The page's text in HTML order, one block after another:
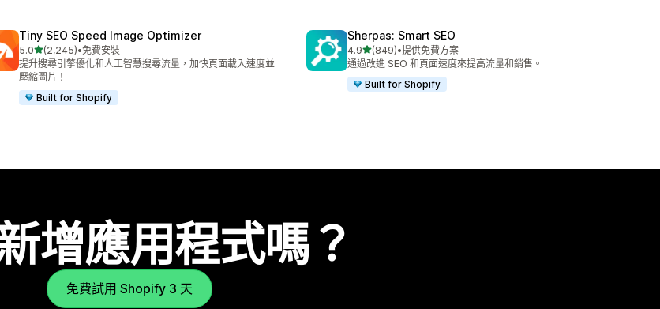
Tiny SEO Speed Image Optimizer
5.0滿分 5 顆星
(2,245)
共有 2245 則評價
•免費安裝
提升搜尋引擎優化和人工智慧搜尋流量，加快頁面載入速度並
壓縮圖片！
Built for Shopify
Sherpas: Smart SEO
4.9滿分 5 顆星
(849)
共有 849 則評價
•提供免費方案
通過改進 SEO 和頁面速度來提高流量和銷售。
Built for Shopify
增應用程式嗎？
免費試用 Shopify 3 天